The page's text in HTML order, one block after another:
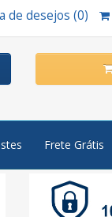
de desejos (0)
Frete Grátis